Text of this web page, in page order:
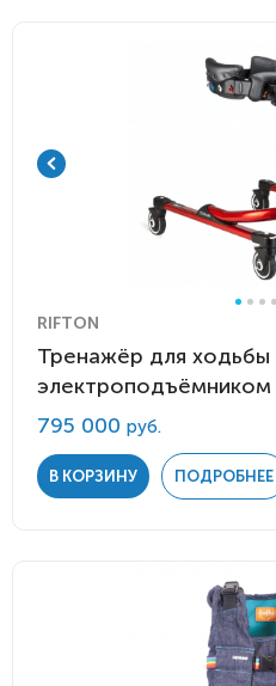
RIFTON
Тренажёр для ходьбы
электроподъёмником
795 000 руб.
В КОРЗИНУ ПОДРОБНЕЕ